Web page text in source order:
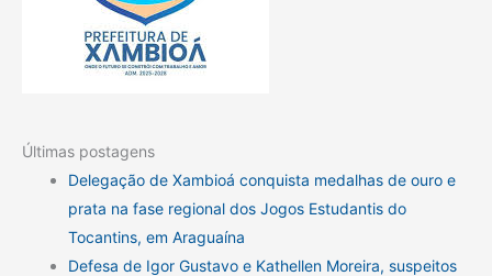
Últimas postagens
Delegação de Xambioá conquista medalhas de ouro e
prata na fase regional dos Jogos Estudantis do
Tocantins, em Araguaína
Defesa de Igor Gustavo e Kathellen Moreira, suspeitos